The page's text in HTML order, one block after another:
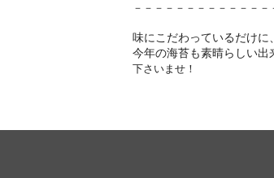
－－－－－－－－－－－－
味にこだわっているだけに
今年の海苔も素晴らしい出
下さいませ！